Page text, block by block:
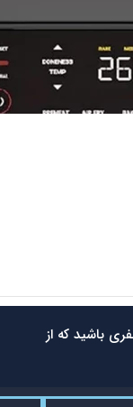
باشید که از